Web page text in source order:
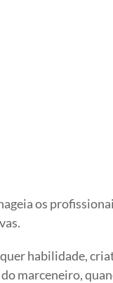
os
habilidade,
marceneiro,